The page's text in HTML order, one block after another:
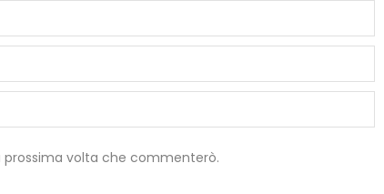
prossima volta che commenterò.